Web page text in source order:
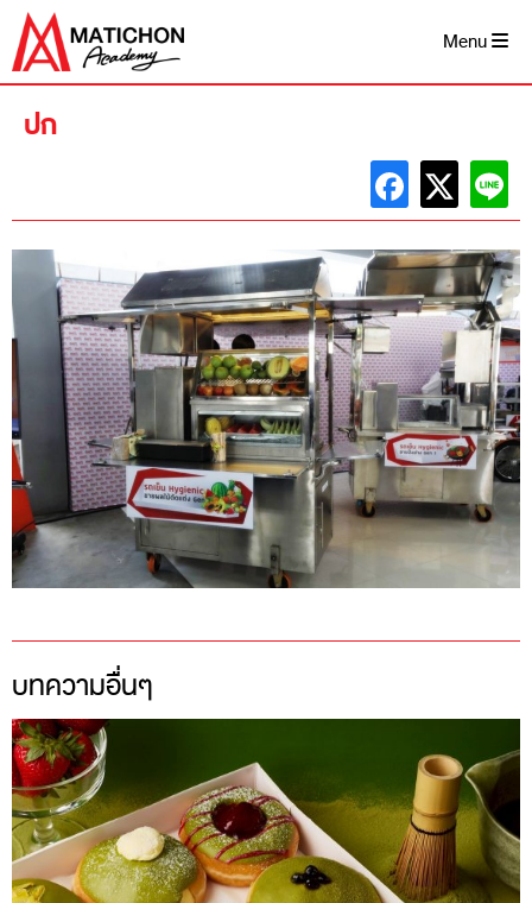
Skip
content
Menu
ปก
บทความอื่นๆ